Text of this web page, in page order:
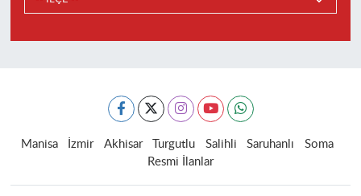
Manisa İzmir Akhisar Turgutlu Salihli Saruhanlı
Soma
Resmi İlanlar